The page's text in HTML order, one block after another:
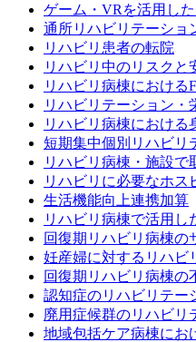
ゲーム・VRを活用した
通所リハビリテーショ
リハビリ患者の転院
リハビリ中のリスクと
リハビリ病棟における
リハビリテーション・
リハビリ病棟における
短期集中個別リハビリ
リハビリ病棟・施設で
リハビリに必要なホス
生活機能向上連携加算
リハビリ病棟で活用し
回復期リハビリ病棟の
妊産婦に対するリハビ
回復期リハビリ病棟の
認知症のリハビリテー
廃用症候群のリハビリ
地域包括ケア病棟にお